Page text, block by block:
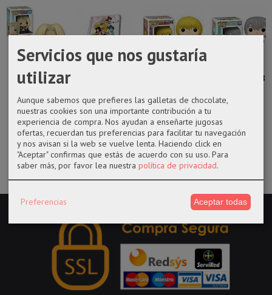
funko POP 730
Tsunade
14,50 €
Sailor...
11,95 €
Hunter x...
17,99 €
Funko pop 880
Servicios que nos gustaría
utilizar
Aunque sabemos que prefieres las galletas de chocolate,
nuestras cookies son una importante contribución a tu
experiencia de compra. Nos ayudan a enseñarte jugosas
ofertas, recuerdan tus preferencias para facilitar tu navegación
y nos avisan si la web se vuelve lenta. Haciendo click en
"Aceptar" confirmas que estás de acuerdo con su uso. Para
saber más, por favor lea nuestra política de privacidad.
Preferencias Aceptar todas